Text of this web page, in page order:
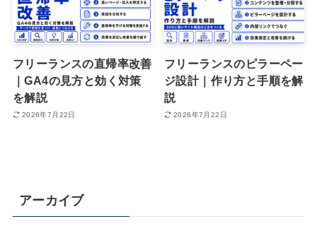
フリーランスの直帰率改善
｜GA4の見方と効く対策
を解説
2026年7月22日
フリーランスのピラーペー
ジ設計｜作り方と手順を解
説
2026年7月22日
アーカイブ